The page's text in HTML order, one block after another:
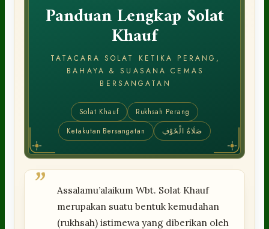
Panduan Lengkap Solat
Khauf
TATACARA SOLAT KETIKA PERANG,
BAHAYA & SUASANA CEMAS
BERSANGATAN
Solat Khauf
Rukhsah Perang
Ketakutan Bersangatan
صَلَاةُ الْخَوْفِ
”
Assalamu’alaikum Wbt. Solat Khauf
merupakan suatu bentuk kemudahan
(rukhsah) istimewa yang diberikan oleh